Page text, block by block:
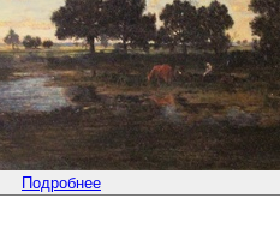
Подробнее